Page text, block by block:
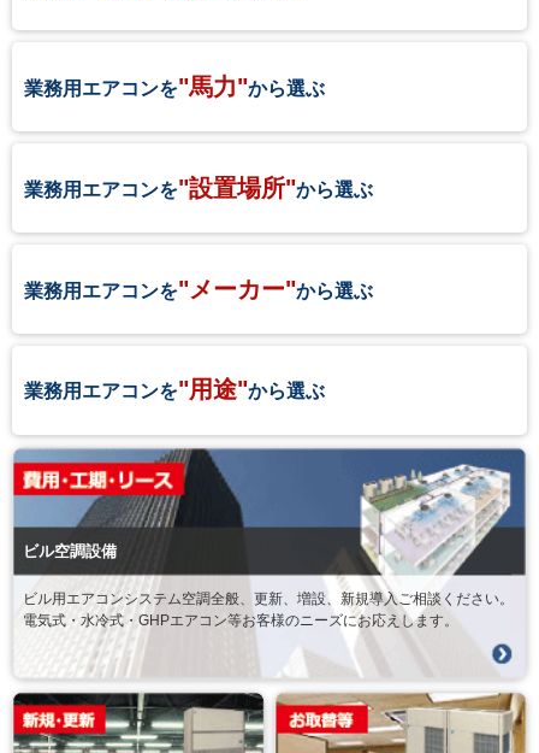
業務用エアコンを"馬力"から選ぶ
業務用エアコンを"設置場所"から選ぶ
業務用エアコンを"メーカー"から選ぶ
業務用エアコンを"用途"から選ぶ
ビル空調設備
ビル用エアコンシステム空調全般、更新、増設、新規導入ご相談ください。
電気式・水冷式・GHPエアコン等お客様のニーズにお応えします。